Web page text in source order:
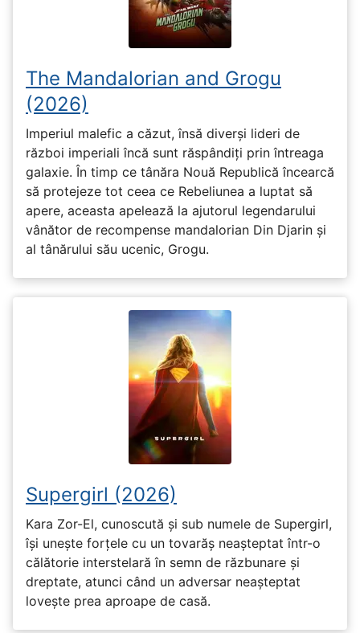
The Mandalorian and Grogu
(2026)
Imperiul malefic a căzut, însă diverși lideri de
război imperiali încă sunt răspândiți prin întreaga
galaxie. În timp ce tânăra Nouă Republică încearcă
să protejeze tot ceea ce Rebeliunea a luptat să
apere, aceasta apelează la ajutorul legendarului
vânător de recompense mandalorian Din Djarin și
al tânărului său ucenic, Grogu.
Supergirl (2026)
Kara Zor-El, cunoscută și sub numele de Supergirl,
își unește forțele cu un tovarăș neașteptat într-o
călătorie interstelară în semn de răzbunare și
dreptate, atunci când un adversar neașteptat
lovește prea aproape de casă.